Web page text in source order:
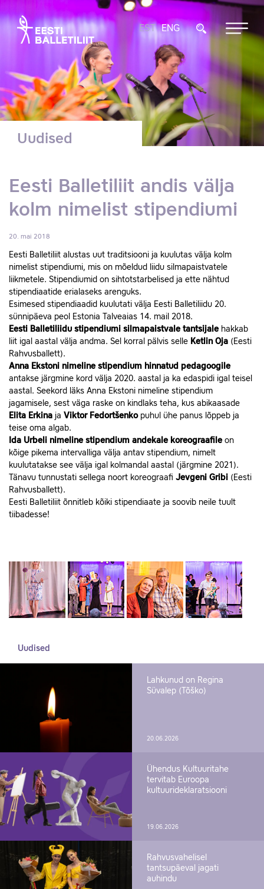
EST ENG
Uudised
Eesti Balletiliit andis välja
kolm nimelist stipendiumi
20. mai 2018
Eesti Balletiliit alustas uut traditsiooni ja kuulutas välja kolm
nimelist stipendiumi, mis on mõeldud liidu silmapaistvatele
liikmetele. Stipendiumid on sihtotstarbelised ja ette nähtud
stipendiaatide erialaseks arenguks.
Esimesed stipendiaadid kuulutati välja Eesti Balletiliidu 20.
sünnipäeva peol Estonia Talveaias 14. mail 2018.
Eesti Balletiliidu stipendiumi silmapaistvale tantsijalehakkab
liit igal aastal välja andma. Sel korral pälvis selle Ketlin Oja (Eesti
Rahvusballett).
Anna Ekstoni nimeline stipendium hinnatud pedagoogile
antakse järgmine kord välja 2020. aastal ja ka edaspidi igal teisel
aastal. Seekord läks Anna Ekstoni nimeline stipendium
jagamisele, sest väga raske on kindlaks teha, kus abikaasade
Elita Erkina ja Viktor Fedortšenko puhul ühe panus lõppeb ja
teise oma algab.
Ida Urbeli nimeline stipendium andekale koreograafile on
kõige pikema intervalliga välja antav stipendium, nimelt
kuulutatakse see välja igal kolmandal aastal (järgmine 2021).
Tänavu tunnustati sellega noort koreograafi Jevgeni Gribi (Eesti
Rahvusballett).
Eesti Balletiliit õnnitleb kõiki stipendiaate ja soovib neile tuult
tiibadesse!
Uudised
Lahkunud on Regina
Süvalep (Tõško)
20.06.2026
Ühendus Kultuuritahe
tervitab Euroopa
kultuurideklaratsiooni
19.06.2026
Rahvusvahelisel
tantsupäeval jagati
auhindu